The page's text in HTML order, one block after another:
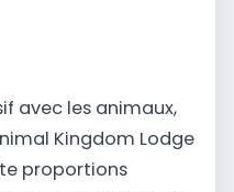
avec les animaux,
Kingdom Lodge
proportions